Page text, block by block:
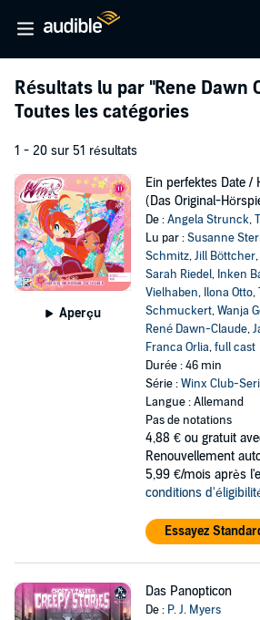
Résultats lu par "Rene Dawn
Toutes les catégories
1 - 20 sur 51 résultats
Aperçu
Ein perfektes Date /
(Das Original-
De :Angela Strunck,
Lu par :Susanne
Schmitz,Jill Böttcher,
Sarah Riedel, Inken
Vielhaben, Ilona Otto,
Schmuckert,Wanja
René Dawn-Claude,
Franca Orlia,full cast
Durée : 46 min
Série :Winx Club-
Langue : Allemand
Pas de notations
4,88 € ou gratuit
Renouvellement
5,99 €/mois après
conditions
Essayez
Das Panopticon
De : P. J. Myers